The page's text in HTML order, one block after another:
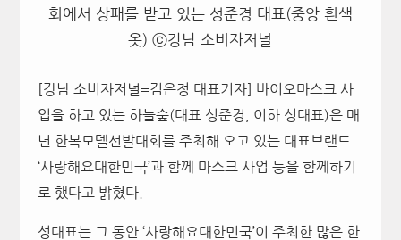
회에서 상패를 받고 있는 성준경 대표(중앙 흰색
옷) ⓒ강남 소비자저널
[강남 소비자저널=김은정 대표기자] 바이오마스크 사
업을 하고 있는 하늘숲(대표 성준경, 이하 성대표)은 매
년 한복모델선발대회를 주최해 오고 있는 대표브랜드
‘사랑해요대한민국’과 함께 마스크 사업 등을 함께하기
로 했다고 밝혔다.
성대표는 그 동안 ‘사랑해요대한민국’이 주최한 많은 한